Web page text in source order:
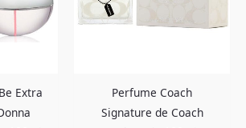
Extra
Perfume Coach
Signature de Coach